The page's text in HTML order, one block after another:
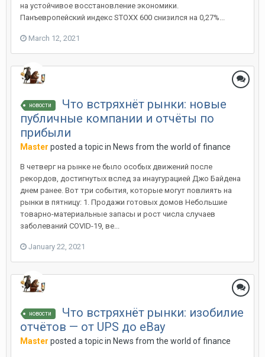
на устойчивое восстановление экономики.
Панъевропейский индекс STOXX 600 снизился на 0,27%...
March 12, 2021
новости
Что встряхнёт рынки: новые
публичные компании и отчёты по
прибыли
Master posted a topic in News from the world of finance
В четверг на рынке не было особых движений после
рекордов, достигнутых вслед за инаугурацией Джо Байдена
днем ранее. Вот три события, которые могут повлиять на
рынки в пятницу: 1. Продажи готовых домов Небольшие
товарно-материальные запасы и рост числа случаев
заболеваний COVID-19, ве...
January 22, 2021
новости
Что встряхнёт рынки: изобилие
отчётов — от UPS до eBay
Master posted a topic in News from the world of finance